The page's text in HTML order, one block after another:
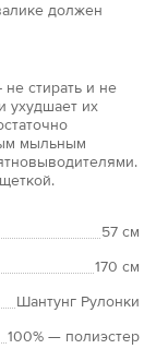
должен
стирать и не
ухудшает их
мыльным
57 см
170 см
Шантунг Рулонки
100% — полиэстер